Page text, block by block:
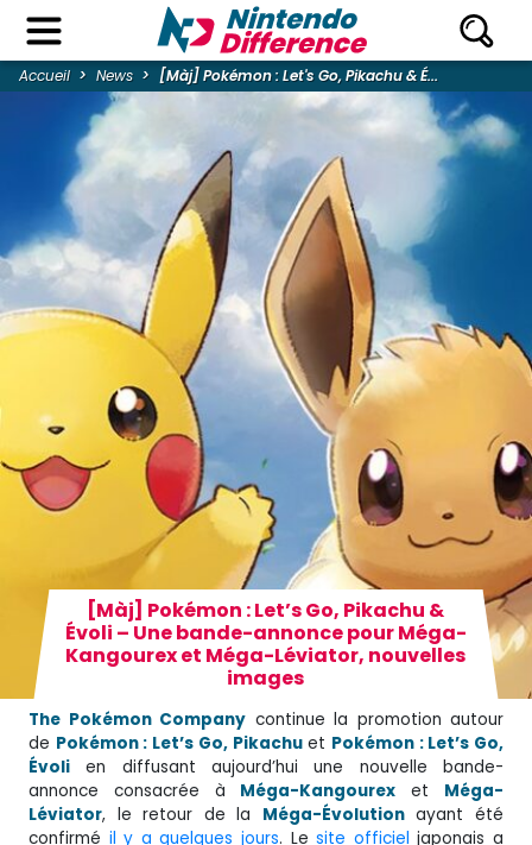
Accueil News [Màj] Pokémon : Let's Go, Pikachu & É...
[Màj] Pokémon : Let’s Go, Pikachu &
Évoli – Une bande-annonce pour Méga-
Kangourex et Méga-Léviator, nouvelles
images
The Pokémon Company continue la promotion autour
de Pokémon : Let’s Go, Pikachuet Pokémon : Let’s Go,
Évoli en diffusant aujourd’hui une nouvelle bande-
annonce consacrée à Méga-Kangourex et Méga-
Léviator, le retour de la Méga-Évolutionayant été
confirmé il y a quelques jours. Lesite officiel japonais a